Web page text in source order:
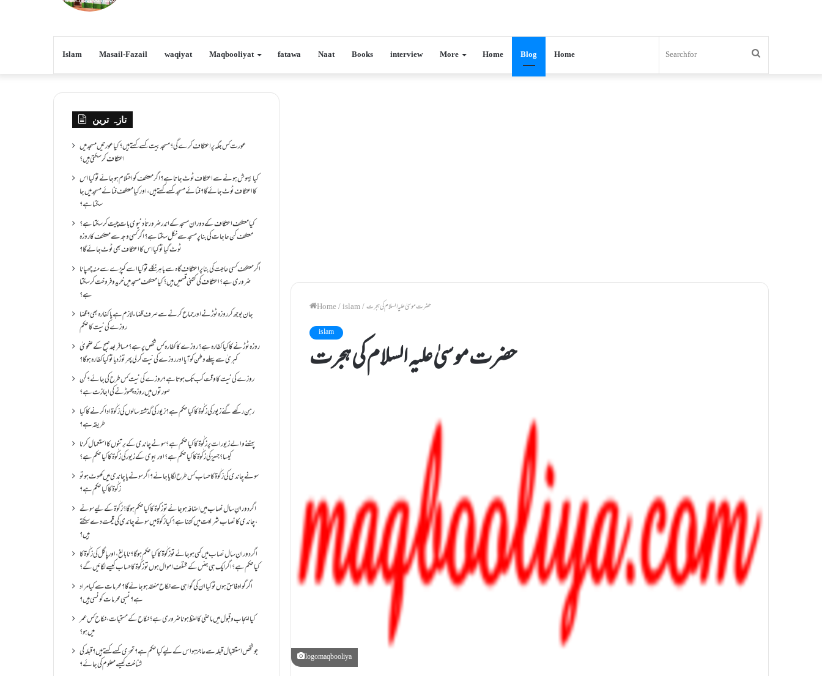
Islam Masail-Fazail waqiyat Maqbooliyat fatawa Naat Books interview More Home Blog Home
Home/islam/حضرت موسیٰ علیہ السلام کی ہجرت
islam
حضرت موسیٰ علیہ السلام کی ہجرت
logomaqbooliya
تازہ ترین
عورت کس جگہ پر اعتکاف کرے گی؟مسجد بیت کسے کہتے ہیں؟کیا عورتیں مسجد میں
اعتکاف کر سکتی ہیں؟
کیا بیہوش ہونے سے اعتکاف ٹوٹ جاتا ہے؟ اگر معتکف کو احتلام ہو جائے تو کیا اس
کا اعتکاف ٹوٹ جائے گا؟فنائے مسجد کسے کہتے ہیں ، اور کیا معتکف فنائے مسجد میں جا
سکتا ہے؟
کیا معتکف اعتکاف کے دوران مسجد کے اندر ضرورتاً دنیوی بات چیت کر سکتا ہے؟
معتکف کن حاجات کی بنا پر مسجد سے نکل سکتا ہے؟ اگر کسی وجہ سے معتکف کا روزہ
ٹوٹ گیا تو کیا اس کا اعتکاف بھی ٹوٹ جائے گا؟
اگر معتکف کسی حاجت کی بنا پر اعتکاف گاہ سے باہر نکلے تو کیا اسے کپڑے سے منہ چھپانا
ضروری ہے؟اعتکاف کی کتنی قسمیں ہیں؟کیا معتکف مسجد میں خرید و فروخت کر سکتا
ہے؟
جان بوجھ کر روزہ ٹوڑنے اور جماع کرنے سے صرف قضاء لازم ہے یا کفارہ بھی؟ قضا
روزے کی نیت کا حکم
روزہ ٹوڑنے کا کیا کفارہ ہے؟روزے کا کفارہ کس شخص پر ہے؟ مسافر بعد صبح کے ضحویٰ
کبریٰ سے پہلے وطن کو آیا اور روزے کی نیت کر لی پھر توڑ دیا تو کیا کفارہ ہو گا؟
روزے کی نیت کا وقت کب تک ہوتا ہے؟ روزے کی نیت کس طرح کی جائے؟ کن
صورتوں میں روزہ چھوڑنے کی اجازت ہے؟
رہن رکھے گئے زیور کی زکٰوۃ کا کیا حکم ہے؟زیور کی گذشتہ سالوں کی زکٰوۃ ادا کرنے کا کیا
طریقہ ہے؟
پہننے والے زیورات پر زکٰوۃ کا کیا حکم ہے؟ سونے چاندی کے برتنوں کا استعمال کرنا
کیسا؟ جہیز کی زکٰوۃ کا کیا حکم ہے؟ اور بیوی کے زیور کی زکٰوۃ کا کیا حکم ہے؟
سونے چاندی کی زکٰوۃ کا حساب کس طرح لگایا جائے؟ اگر سونے یا چاندی میں کھوٹ ہو تو
زکٰوۃ کا کیا حکم ہے؟
اگر دورانِ سال نصاب میں اضافہ ہو جائے تو زکوۃ کا کیا حکم ہو گا؟ زکٰوۃ کے لیے سونے
،چاندی کا نصاب شریعت میں کتنا ہے؟ کیا زکٰوۃ میں سونے چاندی کی قیمت دے سکتے
ہیں؟
اگر دورانِ سال نصاب میں کمی ہو جائے تو زکٰوۃ کا کیا حکم ہو گا؟ نا بالغ ، اور پاگل کی زکٰوۃ کا
کیا حکم ہے؟ اگر ایک ہی جنس کے مختلف اموال ہوں تو زکٰوۃ کا حساب کیسے لگائیں گے؟
اگر گواہ فاسق ہوں تو کیا ان کی گواہی سے نکاح منعقد ہو جائے گا؟ محرمات سے کیا مراد
ہے؟ نسبی محرمات کونسی ہیں؟
کیا ایجاب و قبول میں ماضی کا لفظ ہونا ضروری ہے؟ نکاح کے مستحبات، نکاح کس عمر
میں ہو؟
جو شخص استقبال قبلہ سے عاجز ہو اس کے لیے کیا حکم ہے؟ تحرّی کسے کہتے ہیں؟ قبلہ کی
شناخت کیسے معلوم کی جائے؟